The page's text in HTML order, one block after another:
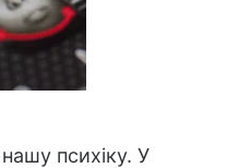
психіку. У